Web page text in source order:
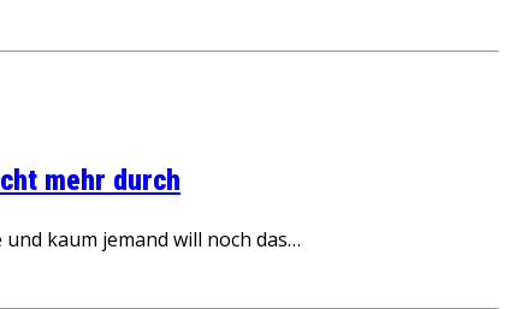
mehr durch
kaum jemand will noch das…